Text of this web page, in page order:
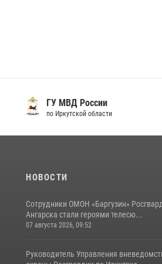
ГУ МВД России
по Иркутской области
НОВОСТИ
Сотрудники ОМОН «Баргузин»
Ангарска стали героями телесю...
07 августа 2026, 09:52
Руководитель Управления